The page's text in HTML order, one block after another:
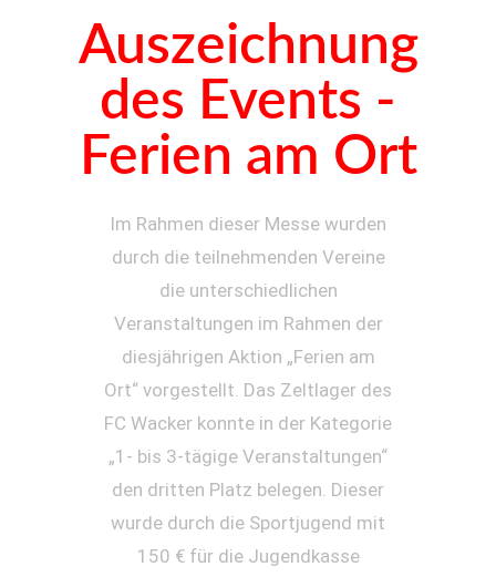
Auszeichnung
des Events -
Ferien am Ort
Im Rahmen dieser Messe wurden
durch die teilnehmenden Vereine
die unterschiedlichen
Veranstaltungen im Rahmen der
diesjährigen Aktion „Ferien am
Ort“ vorgestellt. Das Zeltlager des
FC Wacker konnte in der Kategorie
„1- bis 3-tägige Veranstaltungen“
den dritten Platz belegen. Dieser
wurde durch die Sportjugend mit
150 € für die Jugendkasse